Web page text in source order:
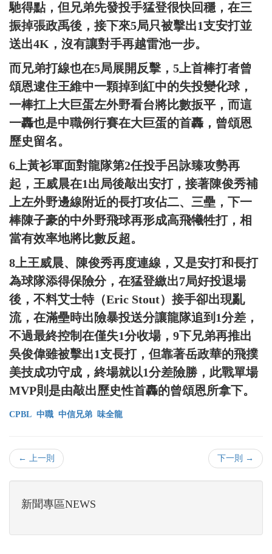
馳得點，但兄弟先發投手猛登很快回穩，在三
振掉張政禹後，接下來5局只被擊出1支安打並
送出4K，沒有讓對手再越雷池一步。
而兄弟打線也在5局展開反擊，5上首棒打者曾
頌恩逮住王維中一顆掉到紅中的失投變化球，
一棒扛上大巨蛋左外野看台將比數扳平，而這
一轟也是中職例行賽在大巨蛋的首轟，曾頌恩
歷史留名。
6上黃衫軍面對龍隊第2任投手呂詠臻攻勢再
起，王威晨在1出局後敲出安打，接著陳俊秀補
上左外野邊線附近的長打攻佔二、三壘，下一
棒陳子豪的中外野飛球再形成高飛犧牲打，相
當有效率地將比數反超。
8上王威晨、陳俊秀再度連線，又是安打和長打
為球隊添得保險分，在猛登繳出7局好投退場
後，不料艾士特（Eric Stout）接手卻出現亂
流，在滿壘時出險暴投送分讓龍隊追到1分差，
不過最終控制在僅失1分收場，9下兄弟再推出
吳俊偉雖被擊出1支長打，但靠著岳政華的飛撲
美技成功守成，終場就以1分差險勝，此戰單場
MVP則是由敲出歷史性首轟的曾頌恩所拿下。
CPBL 中職 中信兄弟 味全龍
← 上一則 下一則 →
新聞專區NEWS